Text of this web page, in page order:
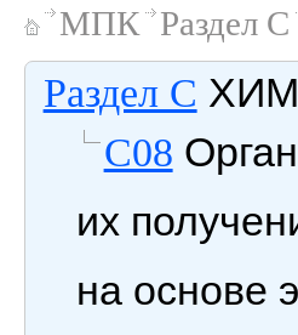
МПК Раздел C
Раздел C
C08
их
на основе